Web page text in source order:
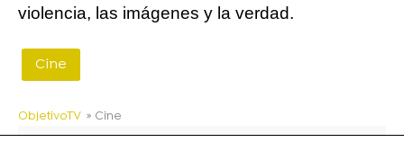
violencia, las imágenes y la verdad.
Cine
ObjetivoTV » Cine